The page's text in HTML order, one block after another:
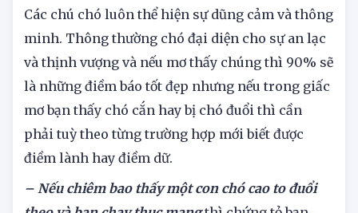
cắn
Các chú chó luôn thể hiện sự dũng cảm và thông
minh. Thông thường chó đại diện cho sự an lạc
và thịnh vượng và nếu mơ thấy chúng thì 90% sẽ
là những điềm báo tốt đẹp nhưng nếu trong giấc
mơ bạn thấy chó cắn hay bị chó đuổi thì cần
phải tuỳ theo từng trường hợp mới biết được
điềm lành hay điềm dữ.